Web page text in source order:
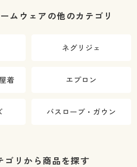
ムウェアの他のカテゴリ
ネグリジェ
着 エプロン
バスローブ・ガウン
ゴリから商品を探す